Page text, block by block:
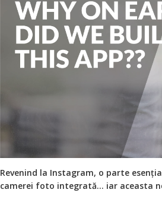
Revenind la Instagram, o parte
camerei foto integrată… iar aceasta